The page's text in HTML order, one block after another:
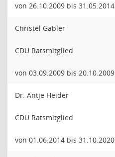
von 26.10.2009 bis 31.05.2014
Christel Gabler
CDU Ratsmitglied
von 03.09.2009 bis 20.10.2009
Dr. Antje Heider
CDU Ratsmitglied
von 01.06.2014 bis 31.10.2020